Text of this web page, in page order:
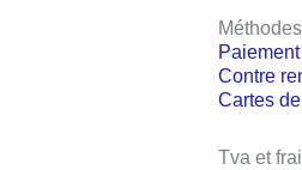
Contre
Cartes
Tva et